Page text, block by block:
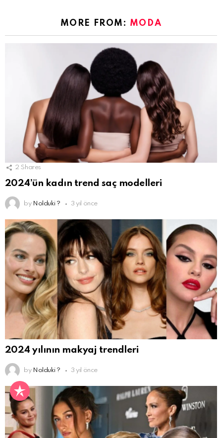
MORE FROM: MODA
2 Shares
2024’ün kadın trend saç modelleri
by Nolduki ? 3 yıl önce
2024 yılının makyaj trendleri
by Nolduki ? 3 yıl önce